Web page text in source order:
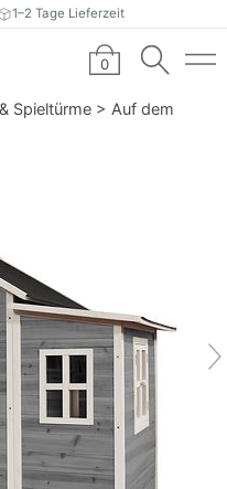
1–2 Tage Lieferzeit
0
Spieltürme > Auf dem